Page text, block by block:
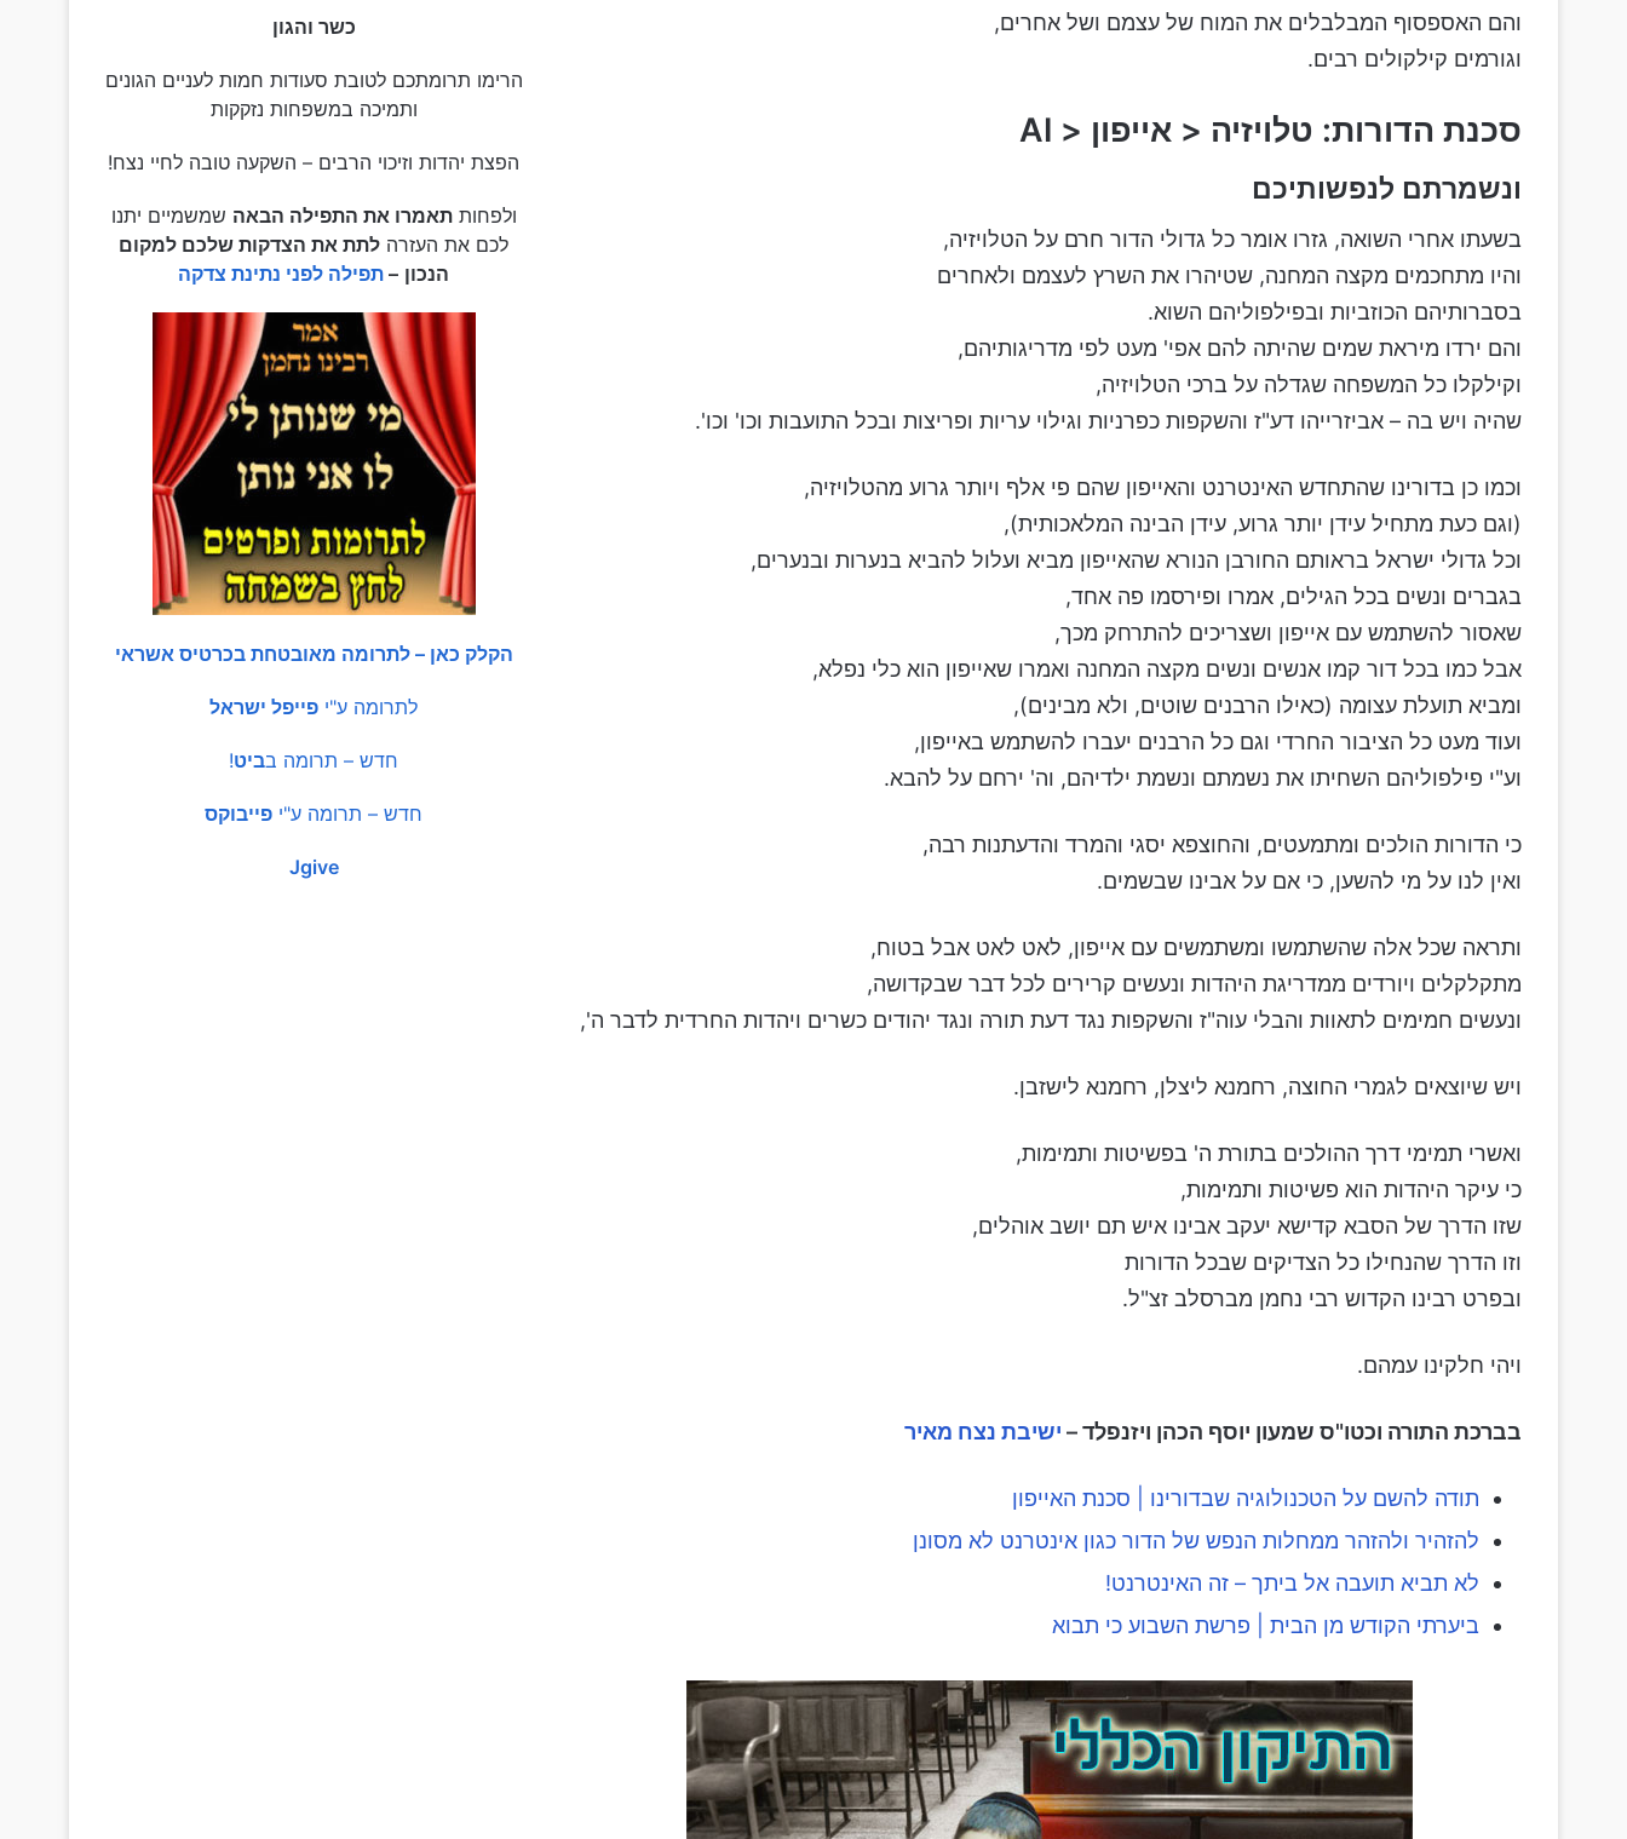
והם האספסוף המבלבלים את המוח של עצמם ושל אחרים,
וגורמים קילקולים רבים.
סכנת הדורות: טלויזיה < אייפון < AI
ונשמרתם לנפשותיכם
בשעתו אחרי השואה, גזרו אומר כל גדולי הדור חרם על הטלויזיה,
והיו מתחכמים מקצה המחנה, שטיהרו את השרץ לעצמם ולאחרים
בסברותיהם הכוזביות ובפילפוליהם השוא.
והם ירדו מיראת שמים שהיתה להם אפי' מעט לפי מדריגותיהם,
וקילקלו כל המשפחה שגדלה על ברכי הטלויזיה,
שהיה ויש בה – אביזרייהו דע"ז והשקפות כפרניות וגילוי עריות ופריצות ובכל התועבות וכו' וכו'.
וכמו כן בדורינו שהתחדש האינטרנט והאייפון שהם פי אלף ויותר גרוע מהטלויזיה,
(וגם כעת מתחיל עידן יותר גרוע, עידן הבינה המלאכותית),
וכל גדולי ישראל בראותם החורבן הנורא שהאייפון מביא ועלול להביא בנערות ובנערים,
בגברים ונשים בכל הגילים, אמרו ופירסמו פה אחד,
שאסור להשתמש עם אייפון ושצריכים להתרחק מכך,
אבל כמו בכל דור קמו אנשים ונשים מקצה המחנה ואמרו שאייפון הוא כלי נפלא,
ומביא תועלת עצומה (כאילו הרבנים שוטים, ולא מבינים),
ועוד מעט כל הציבור החרדי וגם כל הרבנים יעברו להשתמש באייפון,
וע"י פילפוליהם השחיתו את נשמתם ונשמת ילדיהם, וה' ירחם על להבא.
כי הדורות הולכים ומתמעטים, והחוצפא יסגי והמרד והדעתנות רבה,
ואין לנו על מי להשען, כי אם על אבינו שבשמים.
ותראה שכל אלה שהשתמשו ומשתמשים עם אייפון, לאט לאט אבל בטוח,
מתקלקלים ויורדים ממדריגת היהדות ונעשים קרירים לכל דבר שבקדושה,
ונעשים חמימים לתאוות והבלי עוה"ז והשקפות נגד דעת תורה ונגד יהודים כשרים ויהדות החרדית לדבר ה',
ויש שיוצאים לגמרי החוצה, רחמנא ליצלן, רחמנא לישזבן.
ואשרי תמימי דרך ההולכים בתורת ה' בפשיטות ותמימות,
כי עיקר היהדות הוא פשיטות ותמימות,
שזו הדרך של הסבא קדישא יעקב אבינו איש תם יושב אוהלים,
וזו הדרך שהנחילו כל הצדיקים שבכל הדורות
ובפרט רבינו הקדוש רבי נחמן מברסלב זצ"ל.
ויהי חלקינו עמהם.
בברכת התורה וכטו"ס שמעון יוסף הכהן ויזנפלד – ישיבת נצח מאיר
תודה להשם על הטכנולוגיה שבדורינו | סכנת האייפון
להזהיר ולהזהר ממחלות הנפש של הדור כגון אינטרנט לא מסונן
לא תביא תועבה אל ביתך – זה האינטרנט!
ביערתי הקודש מן הבית | פרשת השבוע כי תבוא
כשר והגון
הרימו תרומתכם לטובת סעודות חמות לעניים הגונים
ותמיכה במשפחות נזקקות
הפצת יהדות וזיכוי הרבים – השקעה טובה לחיי נצח!
ולפחותתאמרו את התפילה הבאה שמשמיים יתנו
לכם את העזרה לתת את הצדקות שלכם למקום
הנכון – תפילה לפני נתינת צדקה
הקלק כאן – לתרומה מאובטחת בכרטיס אשראי
לתרומה ע"י פייפל ישראל
חדש – תרומה בביט!
חדש – תרומה ע"י פייבוקס
Jgive